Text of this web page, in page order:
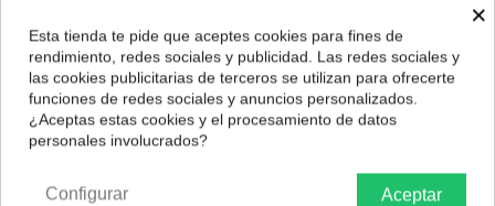
15,92€*al mes en cuotas
*Importe a financiar573,21 €/Importe total adeudado573,21 €/
TIN0,00 % /TAE7,45 %/Ver más
Descripción
¿Dónde deseas recibir tu pedido?
Selecciona tu ubicación para mostrarte los precios e
impuestos correctos para tu región.
×
Esta tienda te pide que aceptes cookies para fines de
rendimiento, redes sociales y publicidad. Las redes sociales y
las cookies publicitarias de terceros se utilizan para ofrecerte
funciones de redes sociales y anuncios personalizados.
¿Aceptas estas cookies y el procesamiento de datos
personales involucrados?
Aceptar
Configurar